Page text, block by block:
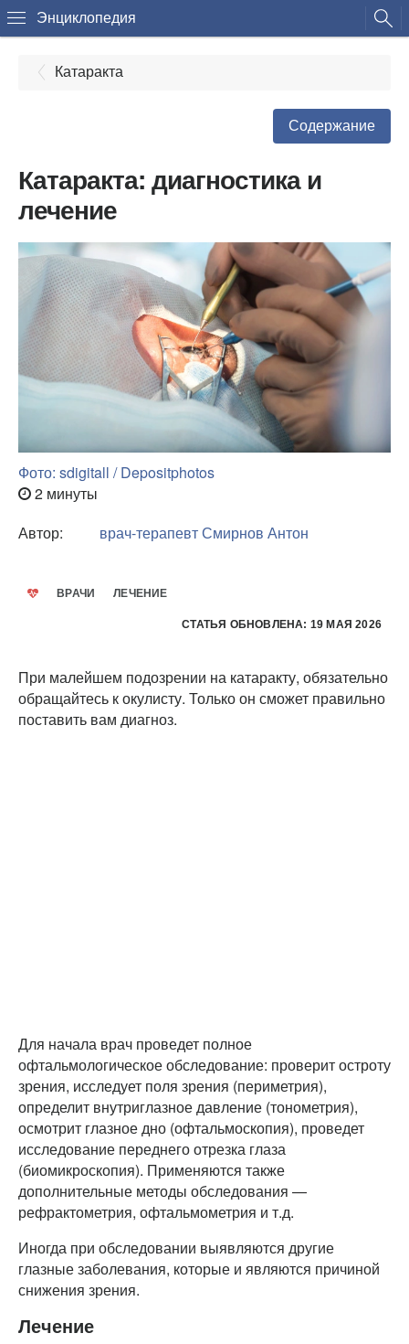
Энциклопедия
Катаракта
Содержание
Катаракта: диагностика и
лечение
Фото: sdigitall / Depositphotos
2 минуты
Автор:
врач-терапевтСмирнов Антон
ВРАЧИ ЛЕЧЕНИЕ
СТАТЬЯ ОБНОВЛЕНА: 19 МАЯ 2026
При малейшем подозрении на катаракту, обязательно
обращайтесь к окулисту. Только он сможет правильно
поставить вам диагноз.
Для начала врач проведет полное
офтальмологическое обследование: проверит остроту
зрения, исследует поля зрения (периметрия),
определит внутриглазное давление (тонометрия),
осмотрит глазное дно (офтальмоскопия), проведет
исследование переднего отрезка глаза
(биомикроскопия). Применяются также
дополнительные методы обследования —
рефрактометрия, офтальмометрия и т.д.
Иногда при обследовании выявляются другие
глазные заболевания, которые и являются причиной
снижения зрения.
Лечение